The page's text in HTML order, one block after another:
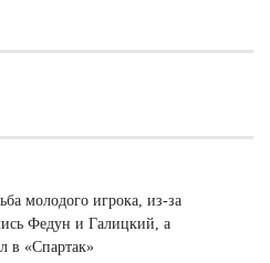
молодого игрока, из-за
Федун и Галицкий, а
в «Спартак»